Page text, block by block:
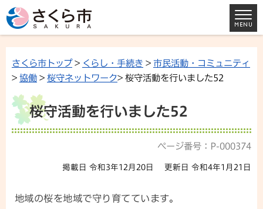
さくら市トップ> くらし・手続き > 市民活動・コミュニティ
> 協働 > 桜守ネットワーク> 桜守活動を行いました52
桜守活動を行いました52
ページ番号：P-000374
掲載日 令和3年12月20日 更新日 令和4年1月21日
地域の桜を地域で守り育てています。